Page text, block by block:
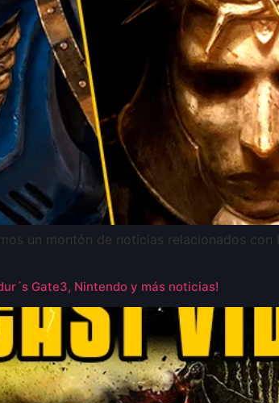
un montón de noticias relacionados
Gate3, Nintendo y más noticias!